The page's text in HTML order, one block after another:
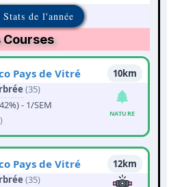
de l'année
Courses
Pays de Vitré
10km
(35)
- 1/SEM
NATURE
Pays de Vitré
12km
(35)